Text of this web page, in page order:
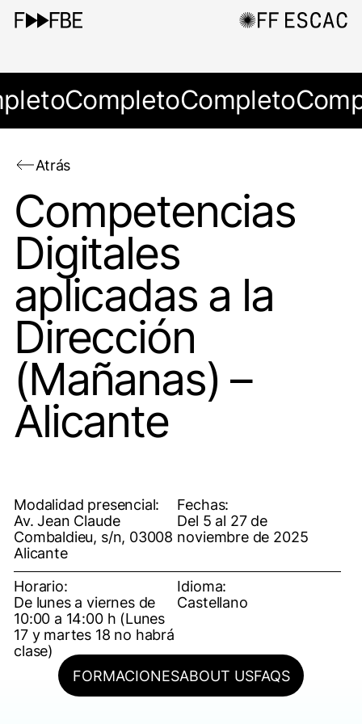
FORMACIONESABOUT USFAQS
CompletoCompleto
Atrás
Competencias
Digitales
aplicadas a la
Dirección
(Mañanas) –
Alicante
Modalidad presencial:
Av. Jean Claude
Combaldieu, s/n, 03008
Alicante
Fechas:
Del 5 al 27 de
noviembre de 2025
Horario:
De lunes a viernes de
10:00 a 14:00 h (Lunes
17 y martes 18 no habrá
clase)
Idioma:
Castellano